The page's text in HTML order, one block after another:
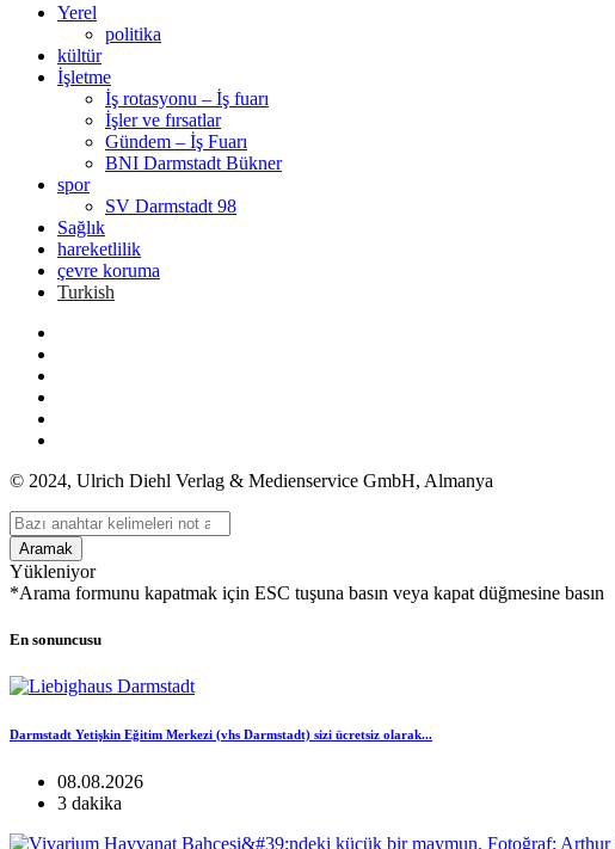
Yerel
politika
kültür
İşletme
İş rotasyonu – İş fuarı
İşler ve fırsatlar
Gündem – İş Fuarı
BNI Darmstadt Bükner
spor
SV Darmstadt 98
Sağlık
hareketlilik
çevre koruma
Turkish
© 2024, Ulrich Diehl Verlag & Medienservice GmbH, Almanya
Aramak
Yükleniyor
*Arama formunu kapatmak için ESC tuşuna basın veya kapat düğmesine basın
En sonuncusu
Darmstadt Yetişkin Eğitim Merkezi (vhs Darmstadt) sizi ücretsiz olarak...
08.08.2026
3 dakika